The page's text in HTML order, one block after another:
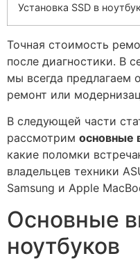
Установка SSD в
Точная стоимость
после диагностики. В
мы всегда
ремонт или
В следующей части
рассмотрим основные
какие поломки
владельцев техники
Samsung и Apple
Основные
ноутбуков